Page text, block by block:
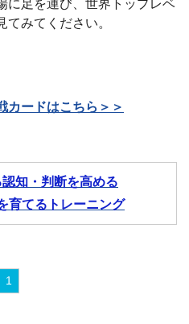
に足を運び、世界トップレベ
みてください。
カードはこちら＞＞
知・判断を高める
育てるトレーニング
1